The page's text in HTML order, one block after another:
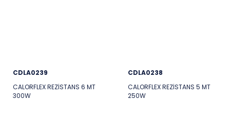
CDLA0239
CALORFLEX REZİSTANS 6 MT
300W
CDLA0238
CALORFLEX REZİSTANS 5 MT
250W